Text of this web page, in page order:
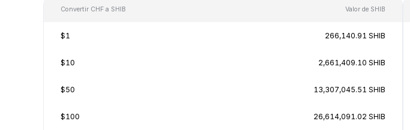
Convertir CHF a SHIB Valor de SHIB
$1 266,140.91 SHIB
$10 2,661,409.10 SHIB
$50 13,307,045.51 SHIB
$100 26,614,091.02 SHIB